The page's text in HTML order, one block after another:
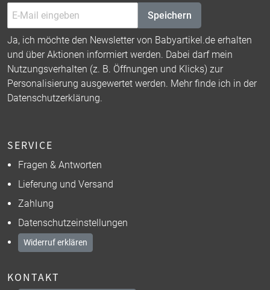
Speichern
Ja, ich möchte den Newsletter von Babyartikel.de erhalten
und über Aktionen informiert werden. Dabei darf mein
Nutzungsverhalten (z. B. Öffnungen und Klicks) zur
Personalisierung ausgewertet werden. Mehr finde ich in der
Datenschutzerklärung.
SERVICE
Fragen & Antworten
Lieferung und Versand
Zahlung
Datenschutzeinstellungen
Widerruf erklären
KONTAKT